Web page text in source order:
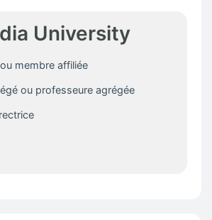
University
membre affiliée
ou professeure agrégée